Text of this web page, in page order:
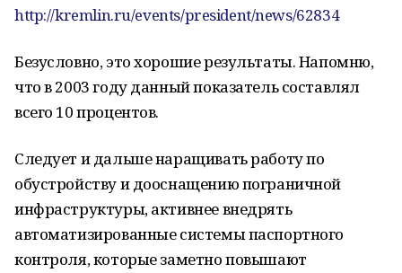
http://kremlin.ru/events/president/news/62834
Безусловно, это хорошие результаты. Напомню,
что в 2003 году данный показатель составлял
всего 10 процентов.
Следует и дальше наращивать работу по
обустройству и дооснащению пограничной
инфраструктуры, активнее внедрять
автоматизированные системы паспортного
контроля, которые заметно повышают